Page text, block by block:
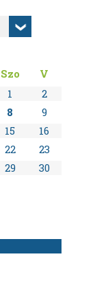
Szo
V
1
2
8
9
15
16
22
23
29
30